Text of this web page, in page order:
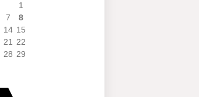
1
7
8
14 15
21
22
28 29